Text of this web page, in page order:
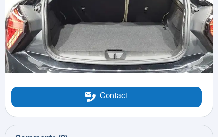
Contact